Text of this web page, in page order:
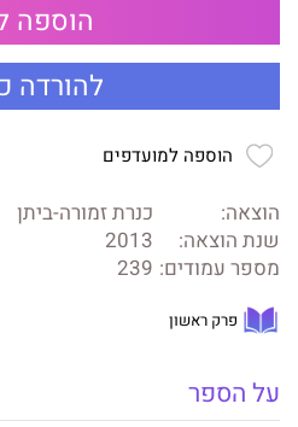
הוספה
להורדה
הוספה למועדפים
הוצאה:
כנרת זמורה-ביתן
שנת הוצאה:
2013
מספר עמודים: 239
פרק ראשון
על הספר